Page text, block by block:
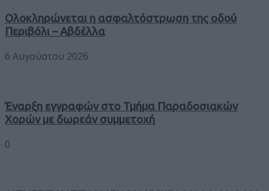
Ολοκληρώνεται η ασφαλτόστρωση της οδού
Περιβόλι – Αβδέλλα
6 Αυγούστου 2026
Έναρξη εγγραφών στο Τμήμα Παραδοσιακών
Χορών με δωρεάν συμμετοχή
0